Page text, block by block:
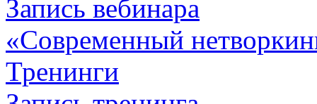
Запись вебинара
«Современный
Тренинги